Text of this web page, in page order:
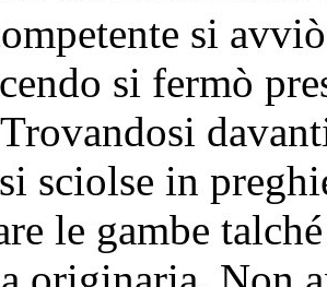
si
si fermò
sciolse in
le gambe